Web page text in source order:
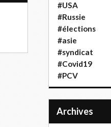
#USA
#Russie
#élections
#asie
#syndicat
#Covid19
#PCV
Archives